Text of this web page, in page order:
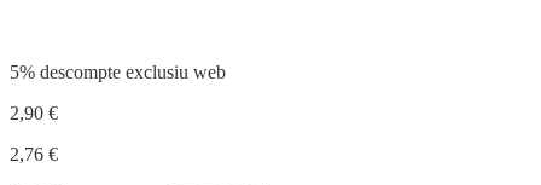
5% descompte exclusiu web
2,90 €
2,76 €